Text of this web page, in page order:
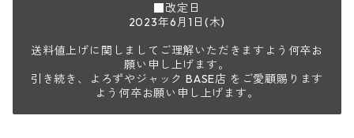
■改定日
2023年6月1日(木)
送料値上げに関しましてご理解いただきますよう何卒お
願い申し上げます。
引き続き、よろずやジャック BASE店 をご愛顧賜ります
よう何卒お願い申し上げます。